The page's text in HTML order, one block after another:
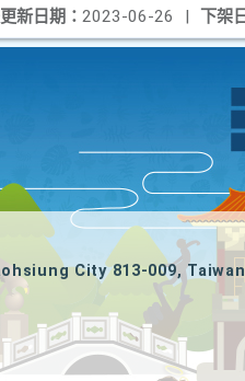
下架
新日期： 2023-06-26 |
City 813-009, Taiwan